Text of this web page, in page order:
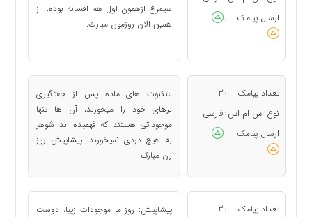
ارسال پیامک
:
سيمرغ ازهمون اول هم افسانه بوده. .از
همين الان روزمون مبارك.
تعداد پیامک :
3
نوع اس ام اس : فارسی
ارسال پیامک
:
عنکبوت های ماده پس از جفتگیری
نرهای خود را میخورند، آن ها تنها
موجوداتی هستند که فهمیده اند شوهر
به هیچ دردی نمیخورند! پیشاپیش روز
زن مبارک
تعداد پیامک :
3
پيشاپيش: روز ما موجودات زيبا، دوست